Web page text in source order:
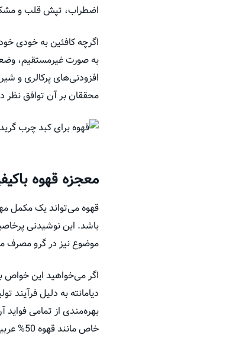
اضطراب، تپش قلب و
اگرچه کافئین به خودی
به صورت غیرمستقیم،
محققان بر آن توافق نظر
معجزه قهوه
قهوه می‌تواند یک مکمل
باشد. این نوشیدنی
موضوع نیز در گرو مصرف
اگر می‌خواهید این خواص
دیامانته به دلیل
بهره‌مندی از تمامی
خاص مانند قهوه 50% عربیکا 50% روبوستا و